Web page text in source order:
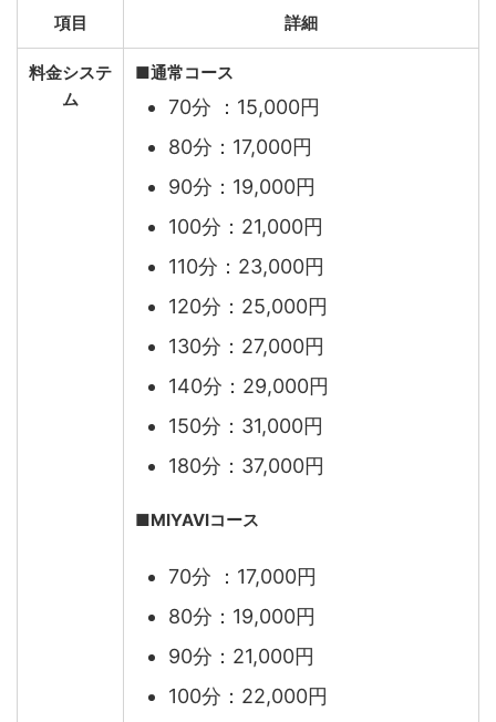
項目 詳細
料金システ
ム
■通常コース
70分 ：15,000円
80分：17,000円
90分：19,000円
100分：21,000円
110分：23,000円
120分：25,000円
130分：27,000円
140分：29,000円
150分：31,000円
180分：37,000円
■MIYAVIコース
70分 ：17,000円
80分：19,000円
90分：21,000円
100分：22,000円